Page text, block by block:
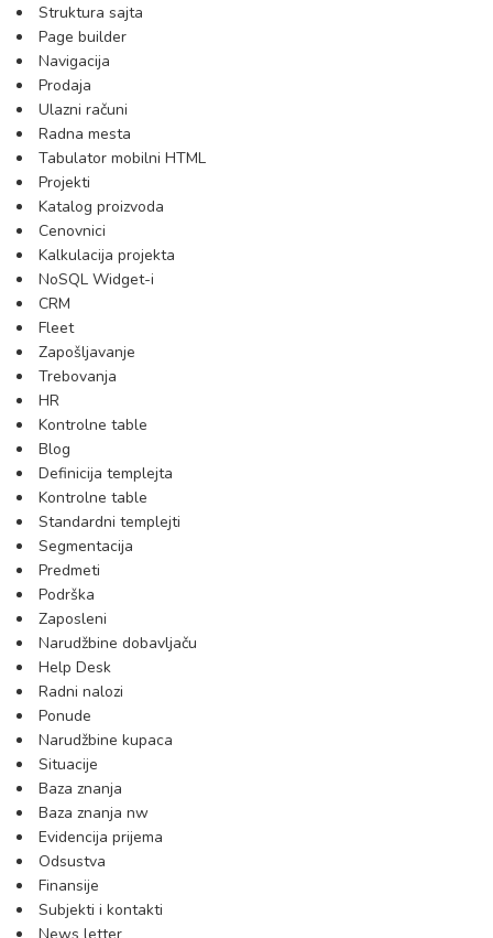
Struktura sajta
Page builder
Navigacija
Prodaja
Ulazni računi
Radna mesta
Tabulator mobilni HTML
Projekti
Katalog proizvoda
Cenovnici
Kalkulacija projekta
NoSQL Widget-i
CRM
Fleet
Zapošljavanje
Trebovanja
HR
Kontrolne table
Blog
Definicija templejta
Kontrolne table
Standardni templejti
Segmentacija
Predmeti
Podrška
Zaposleni
Narudžbine dobavljaču
Help Desk
Radni nalozi
Ponude
Narudžbine kupaca
Situacije
Baza znanja
Baza znanja nw
Evidencija prijema
Odsustva
Finansije
Subjekti i kontakti